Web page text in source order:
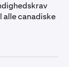
alle canadiske